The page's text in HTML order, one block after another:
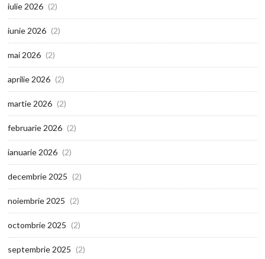
iulie 2026 (2)
iunie 2026 (2)
mai 2026 (2)
aprilie 2026 (2)
martie 2026 (2)
februarie 2026 (2)
ianuarie 2026 (2)
decembrie 2025 (2)
noiembrie 2025 (2)
octombrie 2025 (2)
septembrie 2025 (2)